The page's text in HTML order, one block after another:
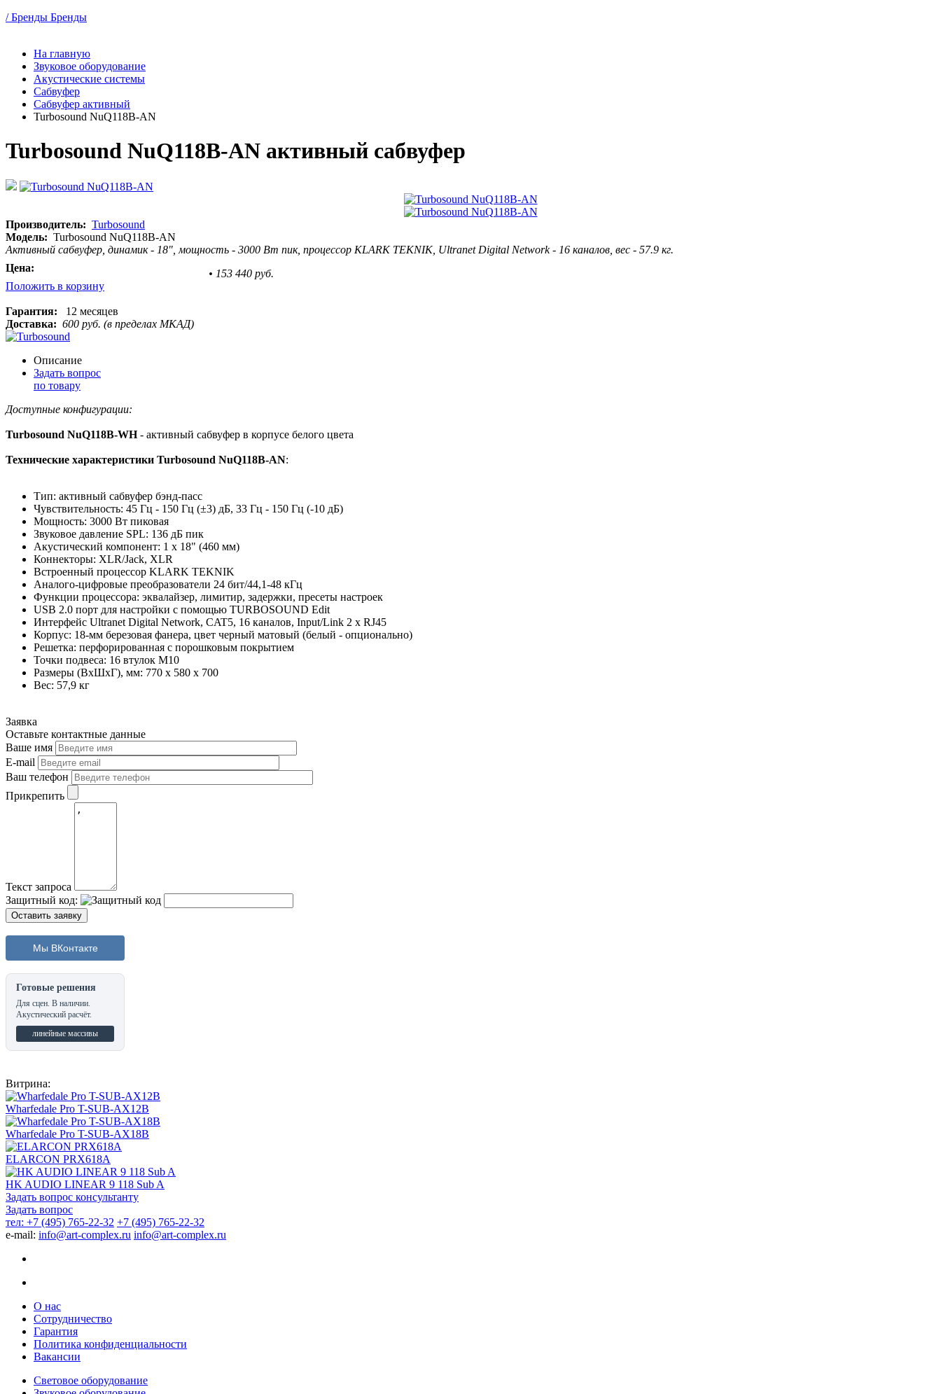
/ Бренды Бренды
На главную
Звуковое оборудование
Акустические системы
Сабвуфер
Сабвуфер активный
Turbosound NuQ118B-AN
Turbosound NuQ118B-AN активный сабвуфер
Производитель: Turbosound
Модель: Turbosound NuQ118B-AN
Активный сабвуфер, динамик - 18", мощность - 3000 Вт пик, процессор KLARK TEKNIK, Ultranet Digital Network - 16 каналов, вес - 57.9 кг.
Цена:
• 153 440 руб.
Положить в корзину
Гарантия: 12 месяцев
Доставка: 600 руб. (в пределах МКАД)
Описание
Задать вопрос
по товару
Доступные конфигурации:
Turbosound NuQ118B-WH- активный сабвуфер в корпусе белого цвета
Технические характеристики Turbosound NuQ118B-AN:
Тип: активный сабвуфер бэнд-пасс
Чувствительность: 45 Гц - 150 Гц (±3) дБ, 33 Гц - 150 Гц (-10 дБ)
Мощность: 3000 Вт пиковая
Звуковое давление SPL: 136 дБ пик
Акустический компонент: 1 x 18" (460 мм)
Коннекторы: XLR/Jack, XLR
Встроенный процессор KLARK TEKNIK
Аналого-цифровые преобразователи 24 бит/44,1-48 кГц
Функции процессора: эквалайзер, лимитир, задержки, пресеты настроек
USB 2.0 порт для настройки с помощью TURBOSOUND Edit
Интерфейс Ultranet Digital Network, CAT5, 16 каналов, Input/Link 2 x RJ45
Корпус: 18-мм березовая фанера, цвет черный матовый (белый - опционально)
Решетка: перфорированная с порошковым покрытием
Точки подвеса: 16 втулок M10
Размеры (ВxШxГ), мм: 770 x 580 x 700
Вес: 57,9 кг
Заявка
Оставьте контактные данные
Ваше имя
E-mail
Ваш телефон
Прикрепить
Текст запроса
Защитный код:
Мы ВКонтакте
Готовые решения
Для сцен. В наличии.
Акустический расчёт.
линейные массивы
Витрина:
Wharfedale Pro T-SUB-AX12B
Wharfedale Pro T-SUB-AX18B
ELARCON PRX618A
HK AUDIO LINEAR 9 118 Sub A
Задать вопрос консультанту
Задать вопрос
тел: +7 (495) 765-22-32 +7 (495) 765-22-32
e-mail: info@art-complex.ru info@art-complex.ru
О нас
Сотрудничество
Гарантия
Политика конфиденциальности
Вакансии
Световое оборудование